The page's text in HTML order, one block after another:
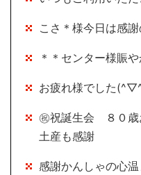
こさ＊様今日は感
＊＊センター様賑
お疲れ様でした
㊗祝誕生会 ８０
土産も感謝
感謝かんしゃの心